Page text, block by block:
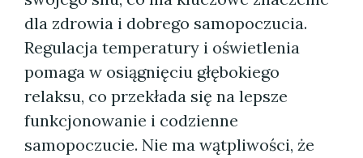
dla zdrowia i dobrego samopoczucia.
Regulacja temperatury i oświetlenia
pomaga w osiągnięciu głębokiego
relaksu, co przekłada się na lepsze
funkcjonowanie i codzienne
samopoczucie. Nie ma wątpliwości, że